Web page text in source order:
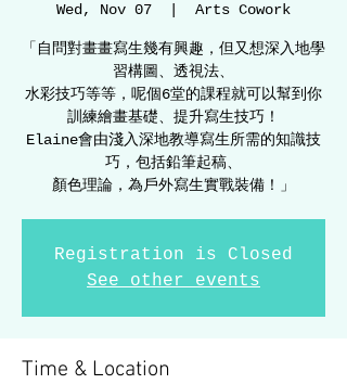
Wed, Nov 07 Arts Cowork
「自問對畫畫寫生幾有興趣，但又想深入地學
習構圖、透視法、
水彩技巧等等，呢個6堂的課程就可以幫到你
訓練繪畫基礎、提升寫生技巧！
Elaine會由淺入深地教導寫生所需的知識技
巧，包括鉛筆起稿、
顏色理論，為戶外寫生實戰裝備！」
Registration is Closed
See other events
Time & Location